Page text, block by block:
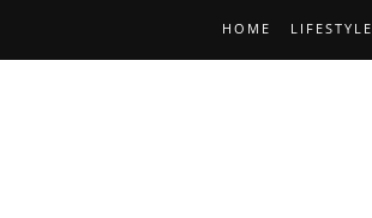
HOME LIFESTYLE